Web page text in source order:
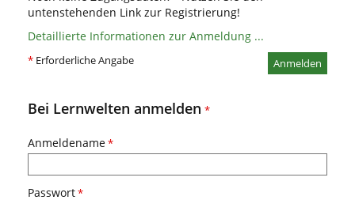
untenstehenden Link zur Registrierung!
Detaillierte Informationen zur Anmeldung ...
Anmelden
* Erforderliche Angabe
Bei Lernwelten anmelden *
Anmeldename*
Passwort*